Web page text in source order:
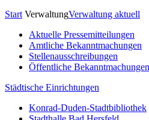
Start VerwaltungVerwaltung aktuell
Aktuelle Pressemitteilungen
Amtliche Bekanntmachungen
Stellenausschreibungen
Öffentliche Bekanntmachungen
Städtische Einrichtungen
Konrad-Duden-Stadtbibliothek